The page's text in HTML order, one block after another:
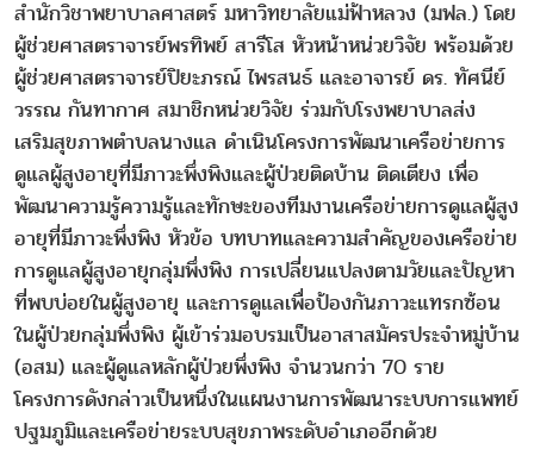
สำนักวิชาพยาบาลศาสตร์ มหาวิทยาลัยแม่ฟ้าหลวง (มฟล.) โดย
ผู้ช่วยศาสตราจารย์พรทิพย์ สารีโส หัวหน้าหน่วยวิจัย พร้อมด้วย
ผู้ช่วยศาสตราจารย์ปิยะภรณ์ ไพรสนธ์ และอาจารย์ ดร. ทัศนีย์
วรรณ กันทากาศ สมาชิกหน่วยวิจัย ร่วมกับโรงพยาบาลส่ง
เสริมสุขภาพตำบลนางแล ดำเนินโครงการพัฒนาเครือข่ายการ
ดูแลผู้สูงอายุที่มีภาวะพึ่งพิงและผู้ป่วยติดบ้าน ติดเตียง เพื่อ
พัฒนาความรู้ความรู้และทักษะของทีมงานเครือข่ายการดูแลผู้สูง
อายุที่มีภาวะพึ่งพิง หัวข้อ บทบาทและความสำคัญของเครือข่าย
การดูแลผู้สูงอายุกลุ่มพึ่งพิง การเปลี่ยนแปลงตามวัยและปัญหา
ที่พบบ่อยในผู้สูงอายุ และการดูแลเพื่อป้องกันภาวะแทรกซ้อน
ในผู้ป่วยกลุ่มพึ่งพิง ผู้เข้าร่วมอบรมเป็นอาสาสมัครประจำหมู่บ้าน
(อสม) และผู้ดูแลหลักผู้ป่วยพึ่งพิง จำนวนกว่า 70 ราย
โครงการดังกล่าวเป็นหนึ่งในแผนงานการพัฒนาระบบการแพทย์
ปฐมภูมิและเครือข่ายระบบสุขภาพระดับอำเภออีกด้วย